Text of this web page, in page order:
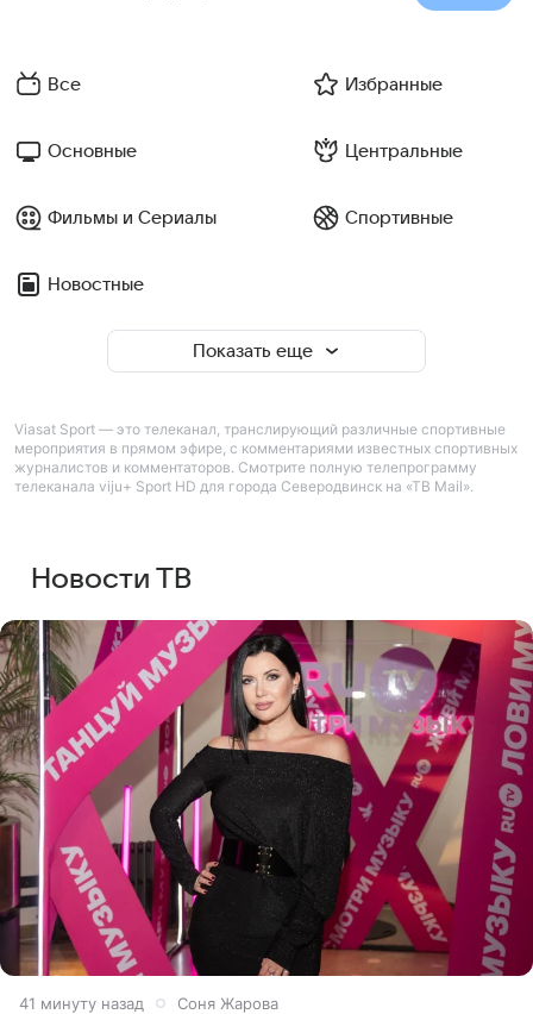
Все Избранные
Основные Центральные
Фильмы и Сериалы Спортивные
Новостные
Показать еще
Viasat Sport — это телеканал, транслирующий различные спортивные
мероприятия в прямом эфире, с комментариями известных спортивных
журналистов и комментаторов. Смотрите полную телепрограмму
телеканала viju+ Sport HD для города Северодвинск на «ТВ Mail».
Новости ТВ
42 минуты назад Соня Жарова